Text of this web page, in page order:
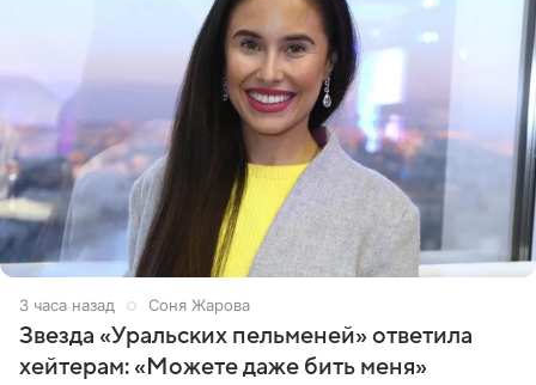
3 часа назад Соня Жарова
Звезда «Уральских пельменей» ответила
хейтерам: «Можете даже бить меня»